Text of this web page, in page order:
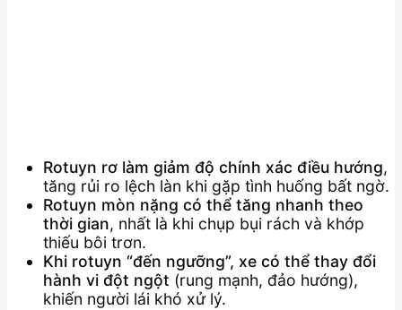
Rotuyn rơ làm giảm độ chính xác điều hướng,
tăng rủi ro lệch làn khi gặp tình huống bất ngờ.
Rotuyn mòn nặng có thể tăng nhanh theo
thời gian, nhất là khi chụp bụi rách và khớp
thiếu bôi trơn.
Khi rotuyn “đến ngưỡng”, xe có thể thay đổi
hành vi đột ngột (rung mạnh, đảo hướng),
khiến người lái khó xử lý.